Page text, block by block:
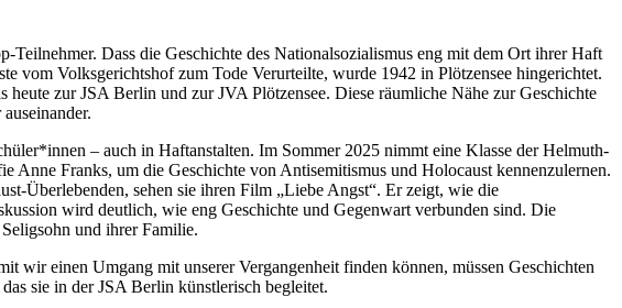
Dass die Geschichte des Nationalsozialismus eng mit dem Ort ihrer Haft
vom Volksgerichtshof zum Tode Verurteilte, wurde 1942 in Plötzensee hingerichtet.
zur JSA Berlin und zur JVA Plötzensee. Diese räumliche Nähe zur Geschichte
– auch in Haftanstalten. Im Sommer 2025 nimmt eine Klasse der Helmuth-
Franks, um die Geschichte von Antisemitismus und Holocaust kennenzulernen.
Überlebenden, sehen sie ihren Film „Liebe Angst“. Er zeigt, wie die
wird deutlich, wie eng Geschichte und Gegenwart verbunden sind. Die
und ihrer Familie.
wir einen Umgang mit unserer Vergangenheit finden können, müssen Geschichten
sie in der JSA Berlin künstlerisch begleitet.